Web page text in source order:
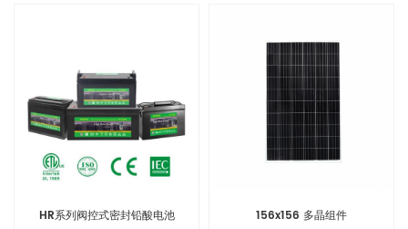
HR系列阀控式密封铅酸电池 156x156 多晶组件